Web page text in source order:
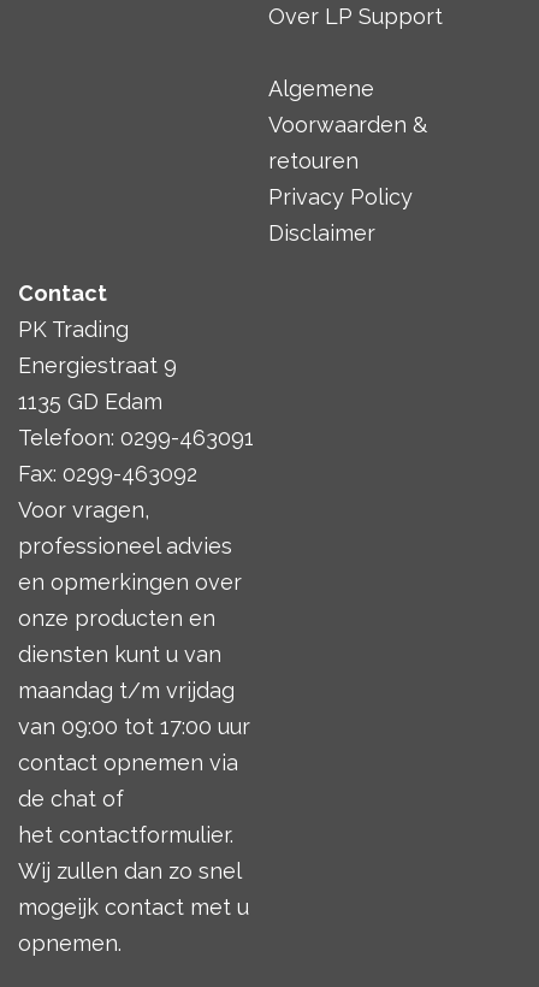
Over LP Support
Algemene
Voorwaarden &
retouren
Privacy Policy
Disclaimer
Contact
PK Trading
Energiestraat 9
1135 GD Edam
Telefoon: 0299-463091
Fax: 0299-463092
Voor vragen,
professioneel advies
en opmerkingen over
onze producten en
diensten kunt u van
maandag t/m vrijdag
van 09:00 tot 17:00 uur
contact opnemen via
de chat of
het contactformulier.
Wij zullen dan zo snel
mogeijk contact met u
opnemen.